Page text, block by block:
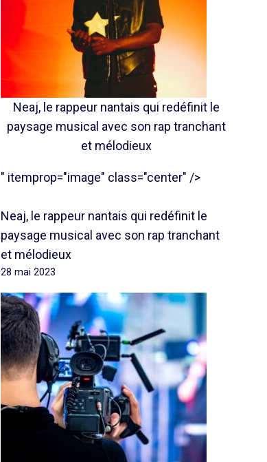
Neaj, le rappeur nantais qui redéfinit le
paysage musical avec son rap tranchant
et mélodieux
" itemprop="image" class="center" />
Neaj, le rappeur nantais qui redéfinit le
paysage musical avec son rap tranchant
et mélodieux
28 mai 2023